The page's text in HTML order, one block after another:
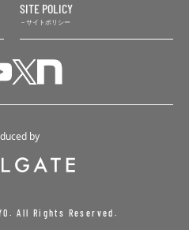
SITE POLICY
サイトポリシー
by
All Rights Reserved.